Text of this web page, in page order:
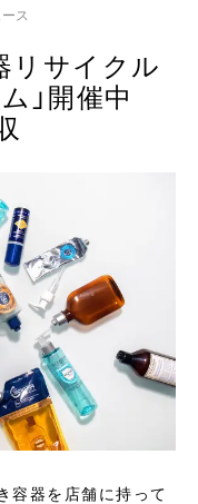
ス
リサイクル
」開催中
容器を店舗に持って